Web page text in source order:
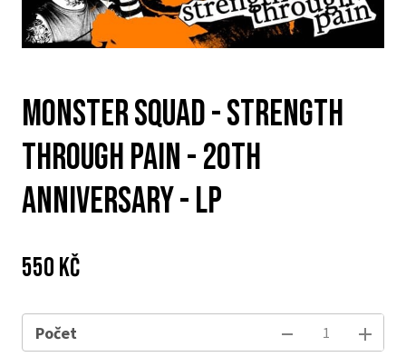
MONSTER SQUAD - Strength
Through Pain - 20th
Anniversary - LP
Cena:
550 Kč
Počet